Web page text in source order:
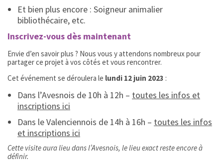
Et bien plus encore : Soigneur animalier
bibliothécaire, etc.
Inscrivez-vous dès maintenant
Envie d’en savoir plus ? Nous vous y attendons nombreux pour
partager ce projet à vos côtés et vous rencontrer.
Cet événement se déroulera le lundi 12 juin 2023 :
Dans l’Avesnois de 10h à 12h – toutes les infos et
inscriptions ici
Dans le Valenciennois de 14h à 16h – toutes les infos
et inscriptions ici
Cette visite aura lieu dans l’Avesnois, le lieu exact reste encore à
définir.